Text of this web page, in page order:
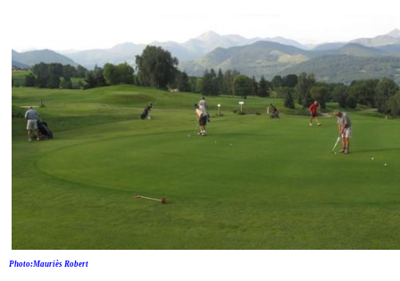
Photo:Mauriès Robert